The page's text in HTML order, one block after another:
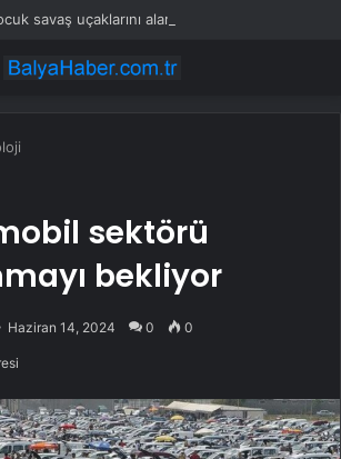
savaş uçaklarını alarma geçirdi
sektörü
bekliyor
Haziran 14, 2024 0 0